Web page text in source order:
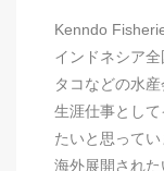
Kenndo
インドネシア
タコなどの水
生涯仕事とし
たいと思ってい
海外展開され